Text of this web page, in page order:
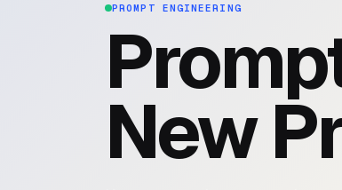
PROMPT ENGINEERING
New